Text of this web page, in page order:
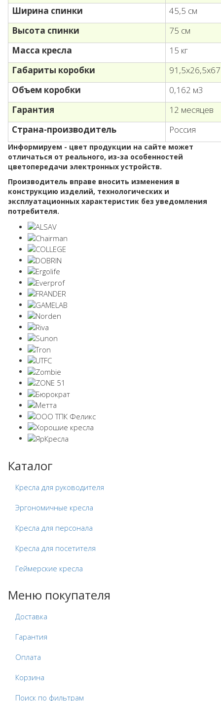
Ширина спинки
45,5 см
Высота спинки
75 см
Масса кресла
15 кг
Габариты коробки
Объем коробки
0,162 м3
Гарантия
12 месяцев
Страна-производитель
Россия
Информируем - цвет продукции на сайте может
отличаться от реального, из-за особенностей
цветопередачи электронных устройств.
Производитель вправе вносить изменения в
конструкцию изделий, технологических и
эксплуатационных характеристик без уведомления
потребителя.
Каталог
Кресла для руководителя
Эргономичные кресла
Кресла для персонала
Кресла для посетителя
Геймерские кресла
Меню покупателя
Доставка
Гарантия
Оплата
Корзина
Поиск по фильтрам